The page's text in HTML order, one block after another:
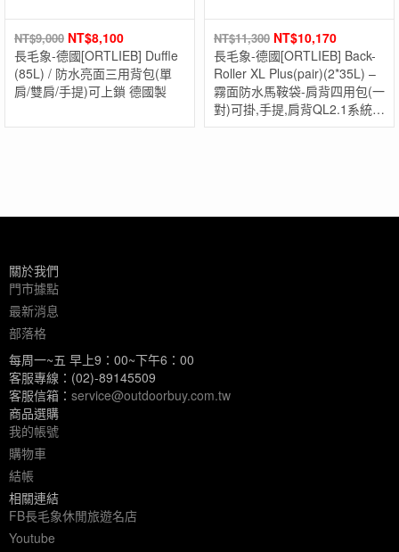
NT$9,000 NT$8,100
長毛象-德國[ORTLIEB] Duffle
(85L) / 防水亮面三用背包(單
肩/雙肩/手提)可上鎖 德國製
NT$11,300 NT$10,170
長毛象-德國[ORTLIEB] Back-
Roller XL Plus(pair)(2*35L) –
霧面防水馬鞍袋-肩背四用包(一
對)可掛,手提,肩背QL2.1系統
德國製
關於我們
門市據點
最新消息
部落格
每周一~五 早上9：00~下午6：00
客服專線：(02)-89145509
客服信箱： service@outdoorbuy.com.tw
商品選購
我的帳號
購物車
結帳
相關連結
FB長毛象休閒旅遊名店
Youtube